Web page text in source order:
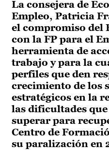
La consejera de
Empleo, Patricia
el compromiso del
con la FP para el
herramienta de
trabajo y para la
perfiles que den
crecimiento de los
estratégicos en la
las dificultades
superar para
Centro de
su paralización en